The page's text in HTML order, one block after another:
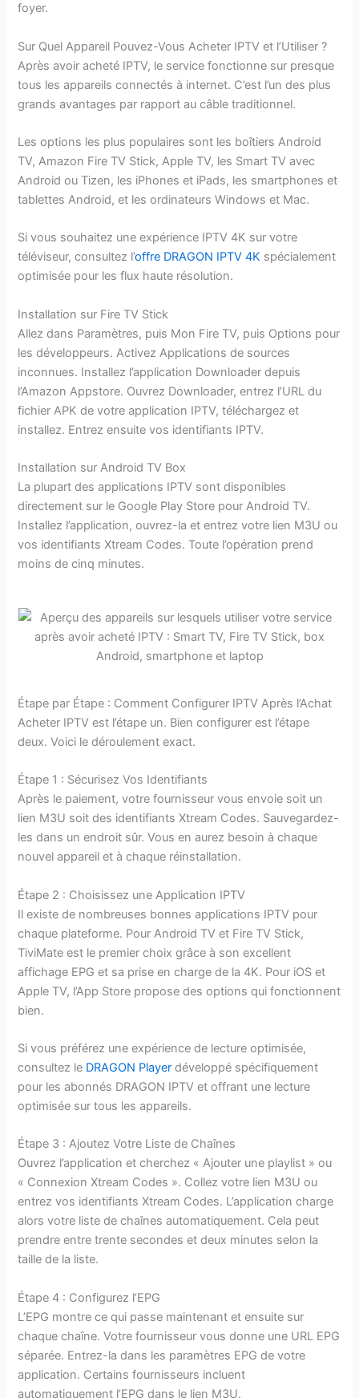
foyer.
Sur Quel Appareil Pouvez-Vous Acheter IPTV et l’Utiliser ?
Après avoir acheté IPTV, le service fonctionne sur presque
tous les appareils connectés à internet. C’est l’un des plus
grands avantages par rapport au câble traditionnel.
Les options les plus populaires sont les boîtiers Android
TV, Amazon Fire TV Stick, Apple TV, les Smart TV avec
Android ou Tizen, les iPhones et iPads, les smartphones et
tablettes Android, et les ordinateurs Windows et Mac.
Si vous souhaitez une expérience IPTV 4K sur votre
téléviseur, consultez l’offre DRAGON IPTV 4K spécialement
optimisée pour les flux haute résolution.
Installation sur Fire TV Stick
Allez dans Paramètres, puis Mon Fire TV, puis Options pour
les développeurs. Activez Applications de sources
inconnues. Installez l’application Downloader depuis
l’Amazon Appstore. Ouvrez Downloader, entrez l’URL du
fichier APK de votre application IPTV, téléchargez et
installez. Entrez ensuite vos identifiants IPTV.
Installation sur Android TV Box
La plupart des applications IPTV sont disponibles
directement sur le Google Play Store pour Android TV.
Installez l’application, ouvrez-la et entrez votre lien M3U ou
vos identifiants Xtream Codes. Toute l’opération prend
moins de cinq minutes.
Étape par Étape : Comment Configurer IPTV Après l’Achat
Acheter IPTV est l’étape un. Bien configurer est l’étape
deux. Voici le déroulement exact.
Étape 1 : Sécurisez Vos Identifiants
Après le paiement, votre fournisseur vous envoie soit un
lien M3U soit des identifiants Xtream Codes. Sauvegardez-
les dans un endroit sûr. Vous en aurez besoin à chaque
nouvel appareil et à chaque réinstallation.
Étape 2 : Choisissez une Application IPTV
Il existe de nombreuses bonnes applications IPTV pour
chaque plateforme. Pour Android TV et Fire TV Stick,
TiviMate est le premier choix grâce à son excellent
affichage EPG et sa prise en charge de la 4K. Pour iOS et
Apple TV, l’App Store propose des options qui fonctionnent
bien.
Si vous préférez une expérience de lecture optimisée,
consultez le DRAGON Player développé spécifiquement
pour les abonnés DRAGON IPTV et offrant une lecture
optimisée sur tous les appareils.
Étape 3 : Ajoutez Votre Liste de Chaînes
Ouvrez l’application et cherchez « Ajouter une playlist » ou
« Connexion Xtream Codes ». Collez votre lien M3U ou
entrez vos identifiants Xtream Codes. L’application charge
alors votre liste de chaînes automatiquement. Cela peut
prendre entre trente secondes et deux minutes selon la
taille de la liste.
Étape 4 : Configurez l’EPG
L’EPG montre ce qui passe maintenant et ensuite sur
chaque chaîne. Votre fournisseur vous donne une URL EPG
séparée. Entrez-la dans les paramètres EPG de votre
application. Certains fournisseurs incluent
automatiquement l’EPG dans le lien M3U.